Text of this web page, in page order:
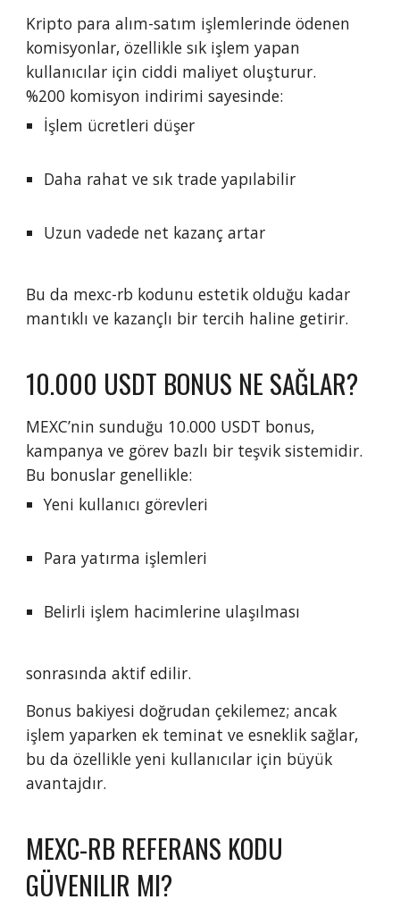
Kripto para alım-satım işlemlerinde ödenen
komisyonlar, özellikle sık işlem yapan
kullanıcılar için ciddi maliyet oluşturur.
%200 komisyon indirimi sayesinde:
İşlem ücretleri düşer
Daha rahat ve sık trade yapılabilir
Uzun vadede net kazanç artar
Bu da mexc-rb kodunu estetik olduğu kadar
mantıklı ve kazançlı bir tercih haline getirir.
10.000 USDT BONUS NE SAĞLAR?
MEXC’nin sunduğu 10.000 USDT bonus,
kampanya ve görev bazlı bir teşvik sistemidir.
Bu bonuslar genellikle:
Yeni kullanıcı görevleri
Para yatırma işlemleri
Belirli işlem hacimlerine ulaşılması
sonrasında aktif edilir.
Bonus bakiyesi doğrudan çekilemez; ancak
işlem yaparken ek teminat ve esneklik sağlar,
bu da özellikle yeni kullanıcılar için büyük
avantajdır.
MEXC-RB REFERANS KODU
GÜVENILIR MI?